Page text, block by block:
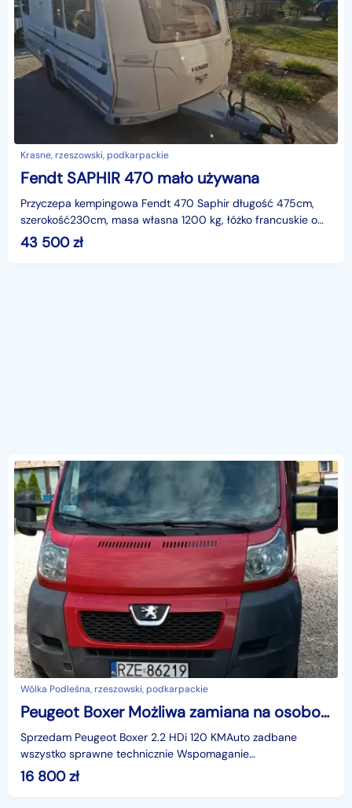
Krasne, rzeszowski, podkarpackie
Fendt SAPHIR 470 mało używana
Przyczepa kempingowa Fendt 470 Saphir długość 475cm,
szerokość230cm, masa własna 1200 kg, łóżko francuskie o
wymiarach 140 x 200cm z siłownikiem podnoszącym ram
43 500zł
Wólka Podleśna, rzeszowski, podkarpackie
Peugeot Boxer Możliwa zamiana na osobowy
Sprzedam Peugeot Boxer 2.2 HDi 120 KMAuto zadbane
wszystko sprawne technicznie Wspomaganie
kierownicy Elektryczne szyby i lusterka Wabesto O
16 800zł